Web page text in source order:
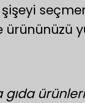
ürününüzü